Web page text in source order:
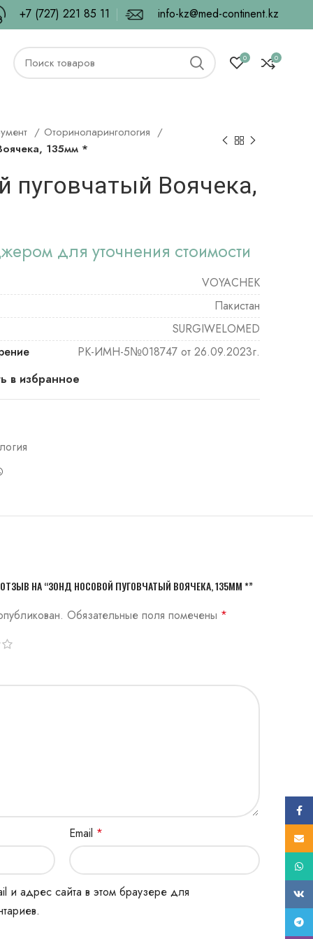
+7 (727) 221 85 11 info-kz@med-continent.kz
0 0
Оториноларингология
135мм *
пуговчатый Воячека,
для уточнения стоимости
VOYACHEK
Пакистан
SURGIWELOMED
РК-ИМН-5№018747 от 26.09.2023г.
в избранное
НА “ЗОНД НОСОВОЙ ПУГОВЧАТЫЙ ВОЯЧЕКА, 135ММ *”
Обязательные поля помечены *
Email *
и адрес сайта в этом браузере для
E-mail
ВК